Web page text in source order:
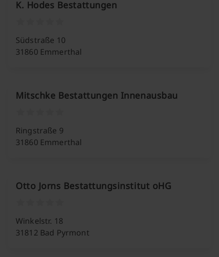
K. Hodes Bestattungen
Südstraße 10
31860 Emmerthal
Mitschke Bestattungen Innenausbau
Ringstraße 9
31860 Emmerthal
Otto Jorns Bestattungsinstitut oHG
Winkelstr. 18
31812 Bad Pyrmont